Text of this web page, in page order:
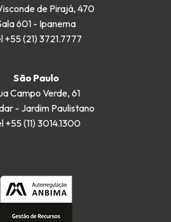
de Pirajá, 470
601 - Ipanema
+55 (21) 3721.7777
São Paulo
Campo Verde, 61
- Jardim Paulistano
+55 (11) 3014.1300